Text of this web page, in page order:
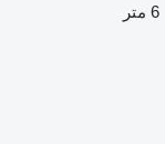
6 متر